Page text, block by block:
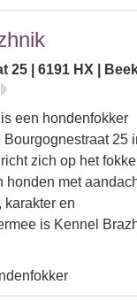
| 6191 HX | Beek
een hondenfokker
25
zich op het
honden met
karakter en
is Kennel